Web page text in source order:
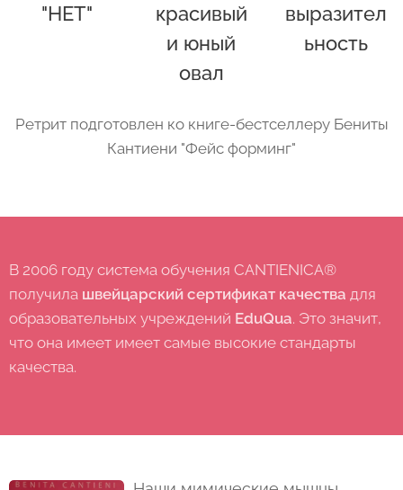
"НЕТ"
красивый
и юный
овал
выразител
ьность
Ретрит подготовлен ко книге-бестселлеру Бениты
Кантиени "Фейс форминг"
В 2006 году система обучения CANTIENICA®
получила швейцарский сертификат качества для
образовательных учреждений ЕduQua. Это значит,
что она имеет имеет самые высокие стандарты
качества.